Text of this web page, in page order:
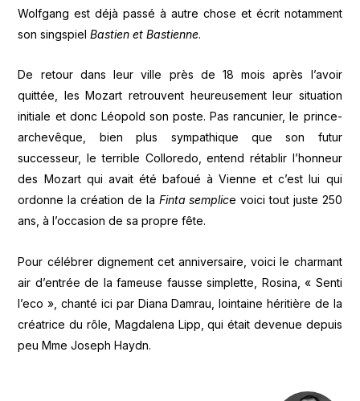
Wolfgang est déjà passé à autre chose et écrit notamment
son singspielBastien et Bastienne.
De retour dans leur ville près de 18 mois après l’avoir
quittée, les Mozart retrouvent heureusement leur situation
initiale et donc Léopold son poste. Pas rancunier, le prince-
archevêque, bien plus sympathique que son futur
successeur, le terrible Colloredo, entend rétablir l’honneur
des Mozart qui avait été bafoué à Vienne et c’est lui qui
ordonne la création de la Finta semplice voici tout juste 250
ans, à l’occasion de sa propre fête.
Pour célébrer dignement cet anniversaire, voici le charmant
air d’entrée de la fameuse fausse simplette, Rosina, « Senti
l’eco », chanté ici par Diana Damrau, lointaine héritière de la
créatrice du rôle, Magdalena Lipp, qui était devenue depuis
peu Mme Joseph Haydn.